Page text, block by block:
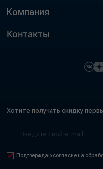
Компания
Контакты
Хотите получать скидку
Подтверждаю согласие на